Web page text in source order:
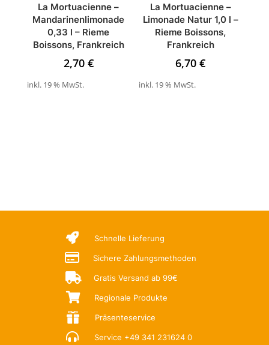
La Mortuacienne –
Mandarinenlimonade
0,33 l – Rieme
Boissons, Frankreich
2,70 €
inkl. 19 % MwSt.
La Mortuacienne –
Limonade Natur 1,0 l –
Rieme Boissons,
Frankreich
6,70€
inkl. 19 % MwSt.
 Schnelle Lieferung
 Sichere Zahlungsmethoden
 Gratis Versand ab 99€
 Regionale Produkte
 Präsenteservice
 Service +49 341 231624 0